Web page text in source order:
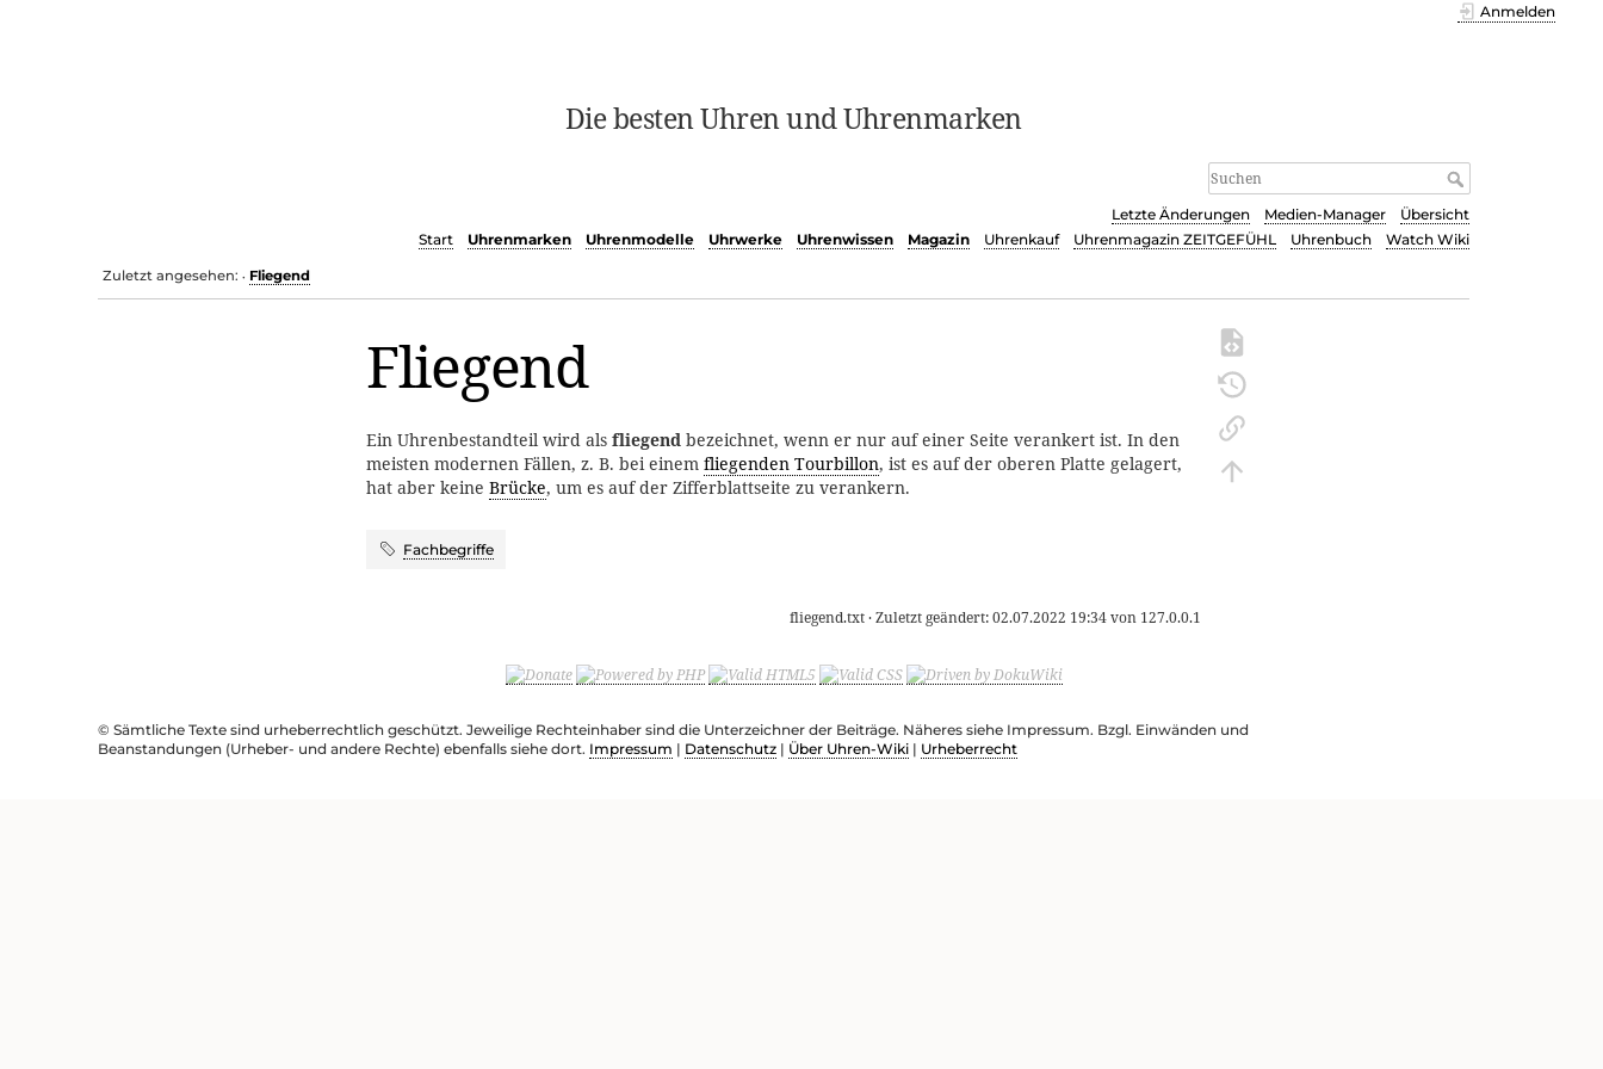
Die besten Uhren und Uhrenmarken
Anmelden
Letzte Änderungen Medien-Manager
Übersicht
Start
Uhrenmarken Uhrenmodelle Uhrwerke Uhrenwissen Magazin Uhrenkauf Uhrenmagazin ZEITGEFÜHL Uhrenbuch Watch Wiki
Zuletzt angesehen: • Fliegend
Fliegend
Ein Uhrenbestandteil wird als fliegend bezeichnet, wenn er nur auf einer Seite verankert ist. In den
meisten modernen Fällen, z. B. bei einem fliegenden Tourbillon, ist es auf der oberen Platte gelagert,
hat aber keine Brücke, um es auf der Zifferblattseite zu verankern.
Fachbegriffe
fliegend.txt· Zuletzt geändert:02.07.2022 19:34von 127.0.0.1
© Sämtliche Texte sind urheberrechtlich geschützt. Jeweilige Rechteinhaber sind die Unterzeichner der Beiträge. Näheres siehe Impressum. Bzgl. Einwänden und
Beanstandungen (Urheber- und andere Rechte) ebenfalls siehe dort. Impressum | Datenschutz | Über Uhren-Wiki | Urheberrecht